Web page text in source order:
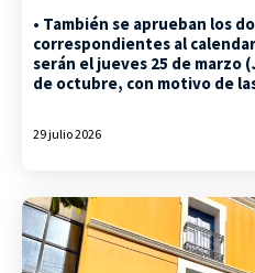
• También se aprueban los
correspondientes al
serán el jueves 25 de marzo
de octubre, con motivo de
29 julio 2026